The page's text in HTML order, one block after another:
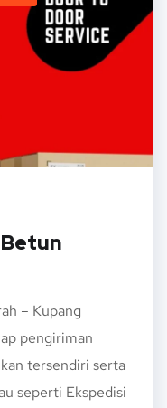
– Kupang
pengiriman
tersendiri serta
seperti Ekspedisi